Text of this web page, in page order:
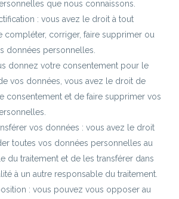
que nous connaissons.
: vous avez le droit à tout
compléter, corriger, faire supprimer ou
données personnelles.
donnez votre consentement pour le
vos données, vous avez le droit de
consentement et de faire supprimer vos
vos données : vous avez le droit
toutes vos données personnelles au
du traitement et de les transférer dans
à un autre responsable du traitement.
: vous pouvez vous opposer au